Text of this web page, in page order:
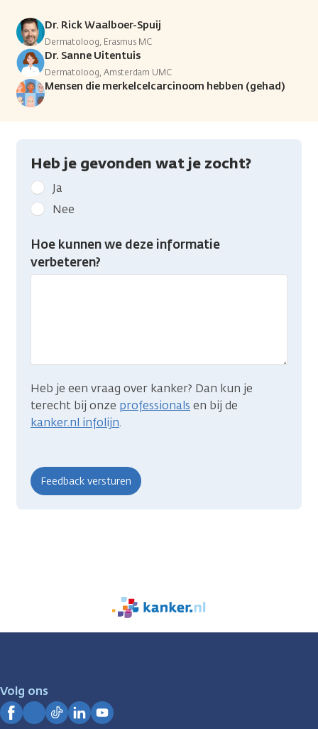
Dr. Rick Waalboer-Spuij
Dermatoloog, Erasmus MC
Dr. Sanne Uitentuis
Dermatoloog, Amsterdam UMC
Mensen die merkelcelcarcinoom hebben (gehad)
Heb je gevonden wat je zocht?
Geef
kanker.nl
feedback:
Heb
gevonden
Ja
Nee
Hoe kunnen we deze informatie
verbeteren?
Heb je een vraag over kanker? Dan kun je
terecht bij onze professionals en bij de
kanker.nl infolijn.
We
zijn
Volg ons